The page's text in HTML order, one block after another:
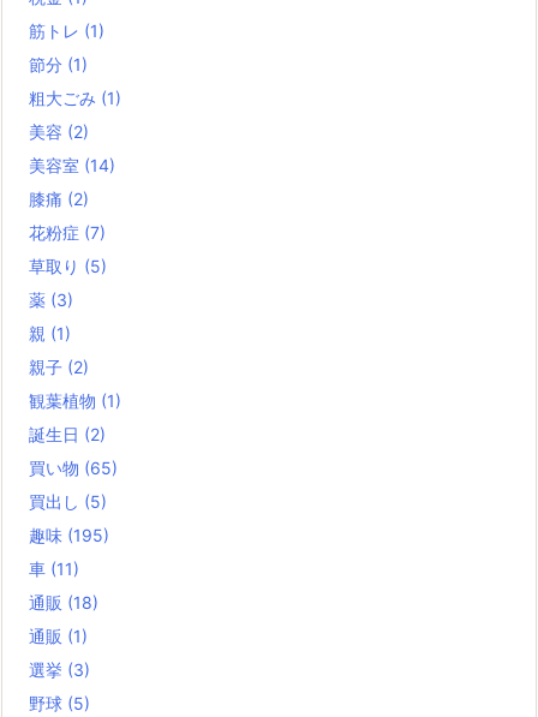
筋トレ (1)
節分 (1)
粗大ごみ (1)
美容 (2)
美容室 (14)
膝痛 (2)
花粉症 (7)
草取り (5)
薬 (3)
親 (1)
親子 (2)
観葉植物 (1)
誕生日 (2)
買い物 (65)
買出し (5)
趣味 (195)
車 (11)
通販 (18)
通販 (1)
選挙 (3)
野球 (5)